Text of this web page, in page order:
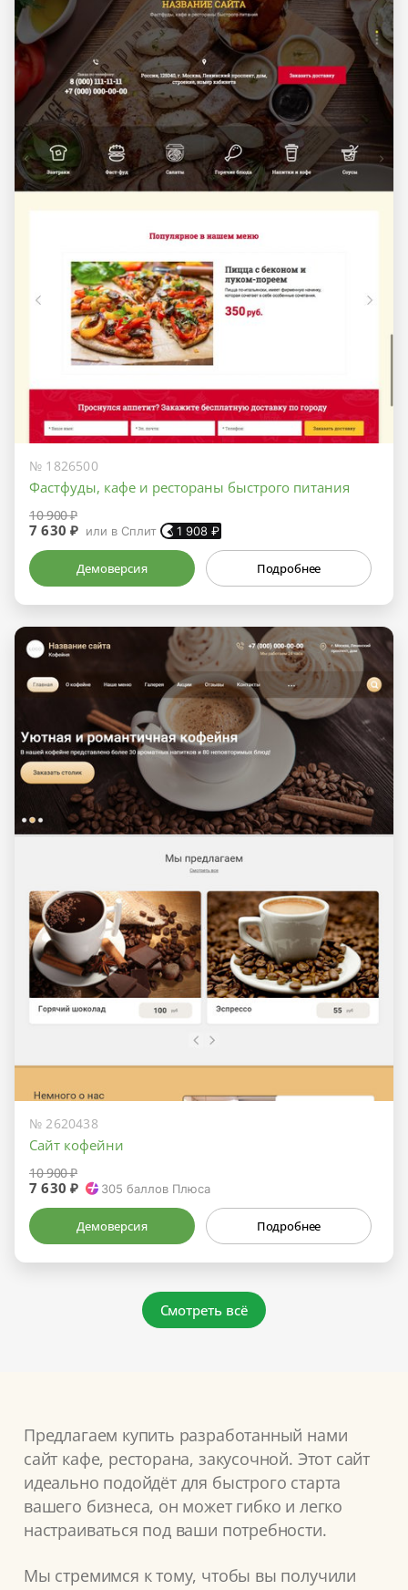
№ 1826500
Фастфуды, кафе и рестораны быстрого питания
10 900 ₽
7 630 ₽ или в Сплит 1 908 ₽
Демоверсия Подробнее
№ 2620438
Сайт кофейни
10 900 ₽
7 630 ₽ 305 баллов Плюса
Демоверсия Подробнее
Смотреть всё
Предлагаем купить разработанный нами
сайт кафе, ресторана, закусочной. Этот сайт
идеально подойдёт для быстрого старта
вашего бизнеса, он может гибко и легко
настраиваться под ваши потребности.
Мы стремимся к тому, чтобы вы получили